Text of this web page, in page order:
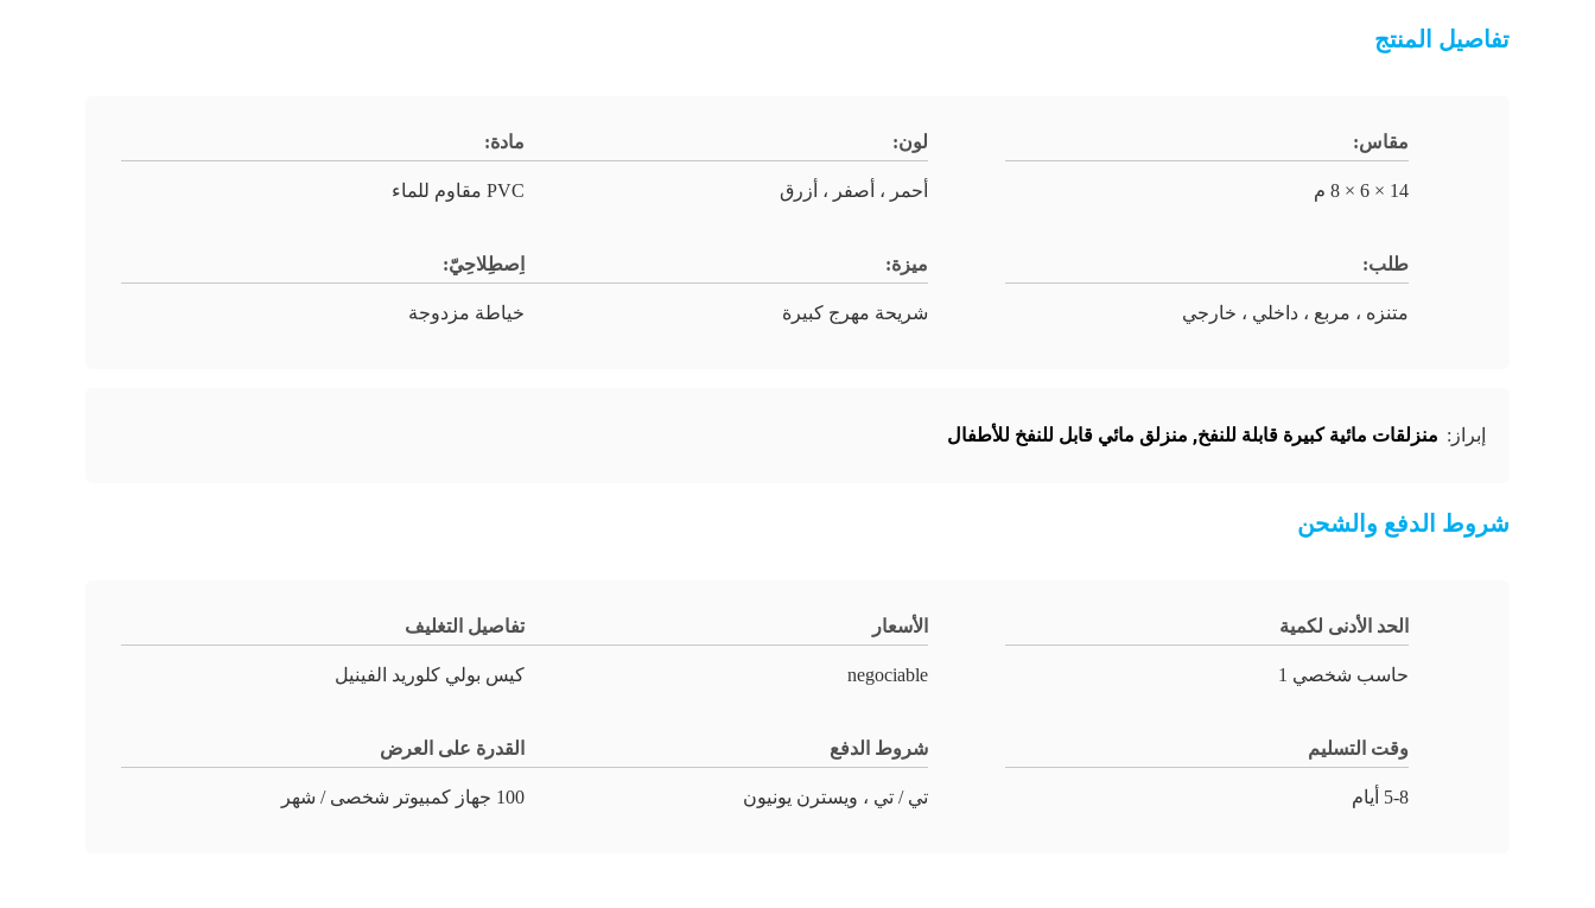
تفاصيل المنتج
مقاس:
14 × 6 × 8 م
لون:
أحمر ، أصفر ، أزرق
مادة:
PVC مقاوم للماء
طلب:
متنزه ، مربع ، داخلي ، خارجي
ميزة:
شريحة مهرج كبيرة
اِصطِلاحِيّ:
خياطة مزدوجة
إبراز: منزلقات مائية كبيرة قابلة للنفخ, منزلق مائي قابل للنفخ للأطفال
شروط الدفع والشحن
الحد الأدنى لكمية
حاسب شخصي 1
الأسعار
negociable
تفاصيل التغليف
كيس بولي كلوريد الفينيل
وقت التسليم
5-8 أيام
شروط الدفع
تي / تي ، ويسترن يونيون
القدرة على العرض
100 جهاز كمبيوتر شخصى / شهر